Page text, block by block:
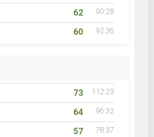
62 90:28
60 92:36
73 112:23
64 96:32
57 78:37